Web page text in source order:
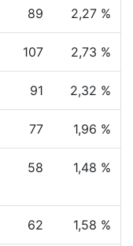
89 2,27 %
107 2,73 %
91 2,32 %
77 1,96 %
58 1,48 %
62 1,58 %